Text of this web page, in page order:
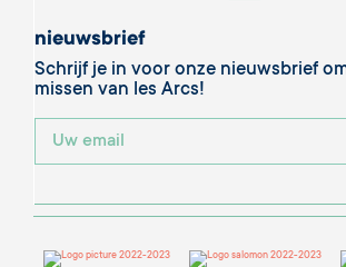
nieuwsbrief
Schrijf je in voor onze nieuwsbrief
missen van les Arcs!